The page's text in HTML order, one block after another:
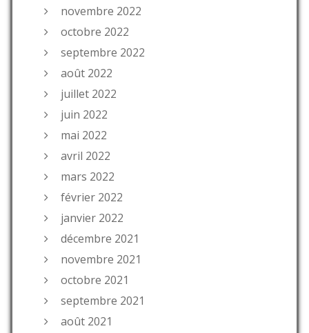
novembre 2022
octobre 2022
septembre 2022
août 2022
juillet 2022
juin 2022
mai 2022
avril 2022
mars 2022
février 2022
janvier 2022
décembre 2021
novembre 2021
octobre 2021
septembre 2021
août 2021